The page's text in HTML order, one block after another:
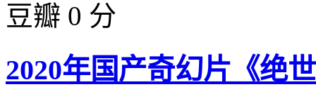
豆瓣 0 分
2020年国产奇幻片《绝